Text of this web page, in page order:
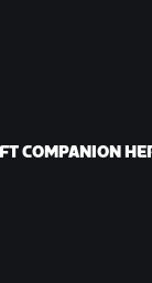
COMPANION